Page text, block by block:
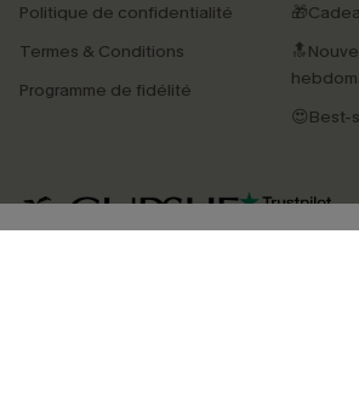
Politique de confidentialité
Termes & Conditions
Programme de fidélité
😍Best-
pouvons utiliser les données collectées sur notre
savoir si ceux-ci ont été ouverts, de mesurer
personnaliser nos contenus et nos offres, et de
produits susceptibles de vous intéresser,
. Vous pouvez vous désabonner à